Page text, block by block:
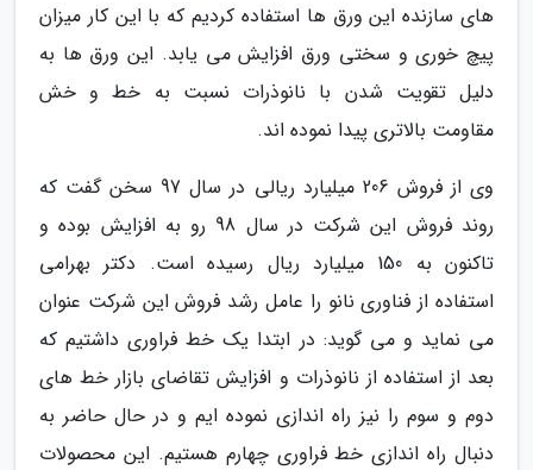
های سازنده این ورق ها استفاده کردیم که با این کار میزان
پیچ خوری و سختی ورق افزایش می یابد. این ورق ها به
دلیل تقویت شدن با نانوذرات نسبت به خط و خش
مقاومت بالاتری پیدا نموده اند.
وی از فروش 206 میلیارد ریالی در سال 97 سخن گفت که
روند فروش این شرکت در سال 98 رو به افزایش بوده و
تاکنون به 150 میلیارد ریال رسیده است. دکتر بهرامی
استفاده از فناوری نانو را عامل رشد فروش این شرکت عنوان
می نماید و می گوید: در ابتدا یک خط فراوری داشتیم که
بعد از استفاده از نانوذرات و افزایش تقاضای بازار خط های
دوم و سوم را نیز راه اندازی نموده ایم و در حال حاضر به
دنبال راه اندازی خط فراوری چهارم هستیم. این محصولات